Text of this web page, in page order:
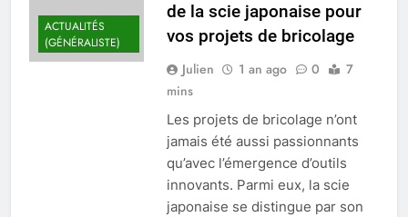
ACTUALITÉS
(GÉNÉRALISTE)
de la scie japonaise pour
vos projets de bricolage
Julien 1 an ago 0
7
mins
Les projets de bricolage n’ont
jamais été aussi passionnants
qu’avec l’émergence d’outils
innovants. Parmi eux, la scie
japonaise se distingue par son